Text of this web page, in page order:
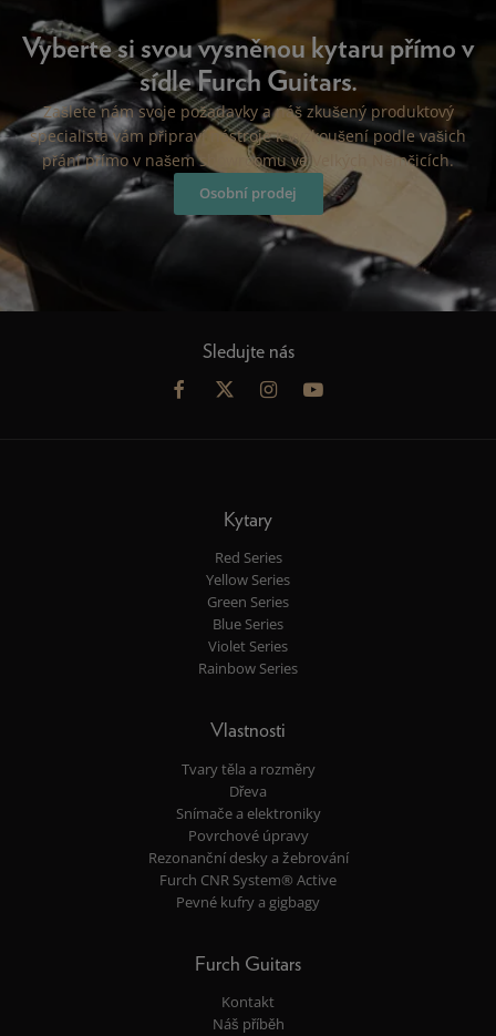
Vyberte si svou vysněnou kytaru přímo v
sídle Furch Guitars.
Zašlete nám svoje požadavky a náš zkušený produktový
specialista vám připraví nástroje k vyzkoušení podle vašich
přání přímo v našem showroomu ve Velkých Němčicích.
Osobní prodej
Sledujte nás
Kytary
Red Series
Yellow Series
Green Series
Blue Series
Violet Series
Rainbow Series
Vlastnosti
Tvary těla a rozměry
Dřeva
Snímače a elektroniky
Povrchové úpravy
Rezonanční desky a žebrování
Furch CNR System® Active
Pevné kufry a gigbagy
Furch Guitars
Kontakt
Náš příběh